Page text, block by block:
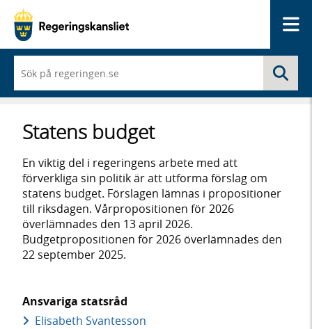
du
börjar
skriva
framträder
en
med
sökförslag
Statens budget
En viktig del i regeringens arbete med att
förverkliga sin politik är att utforma förslag om
statens budget. Förslagen lämnas i propositioner
till riksdagen. Vårpropositionen för 2026
överlämnades den 13 april 2026.
Budgetpropositionen för 2026 överlämnades den
22 september 2025.
Ansvariga statsråd
Elisabeth Svantesson